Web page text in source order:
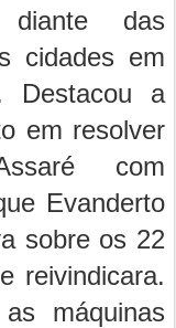
das
cidades em
Destacou a
em resolver
com
Evanderto
sobre os 22
reivindicara.
máquinas